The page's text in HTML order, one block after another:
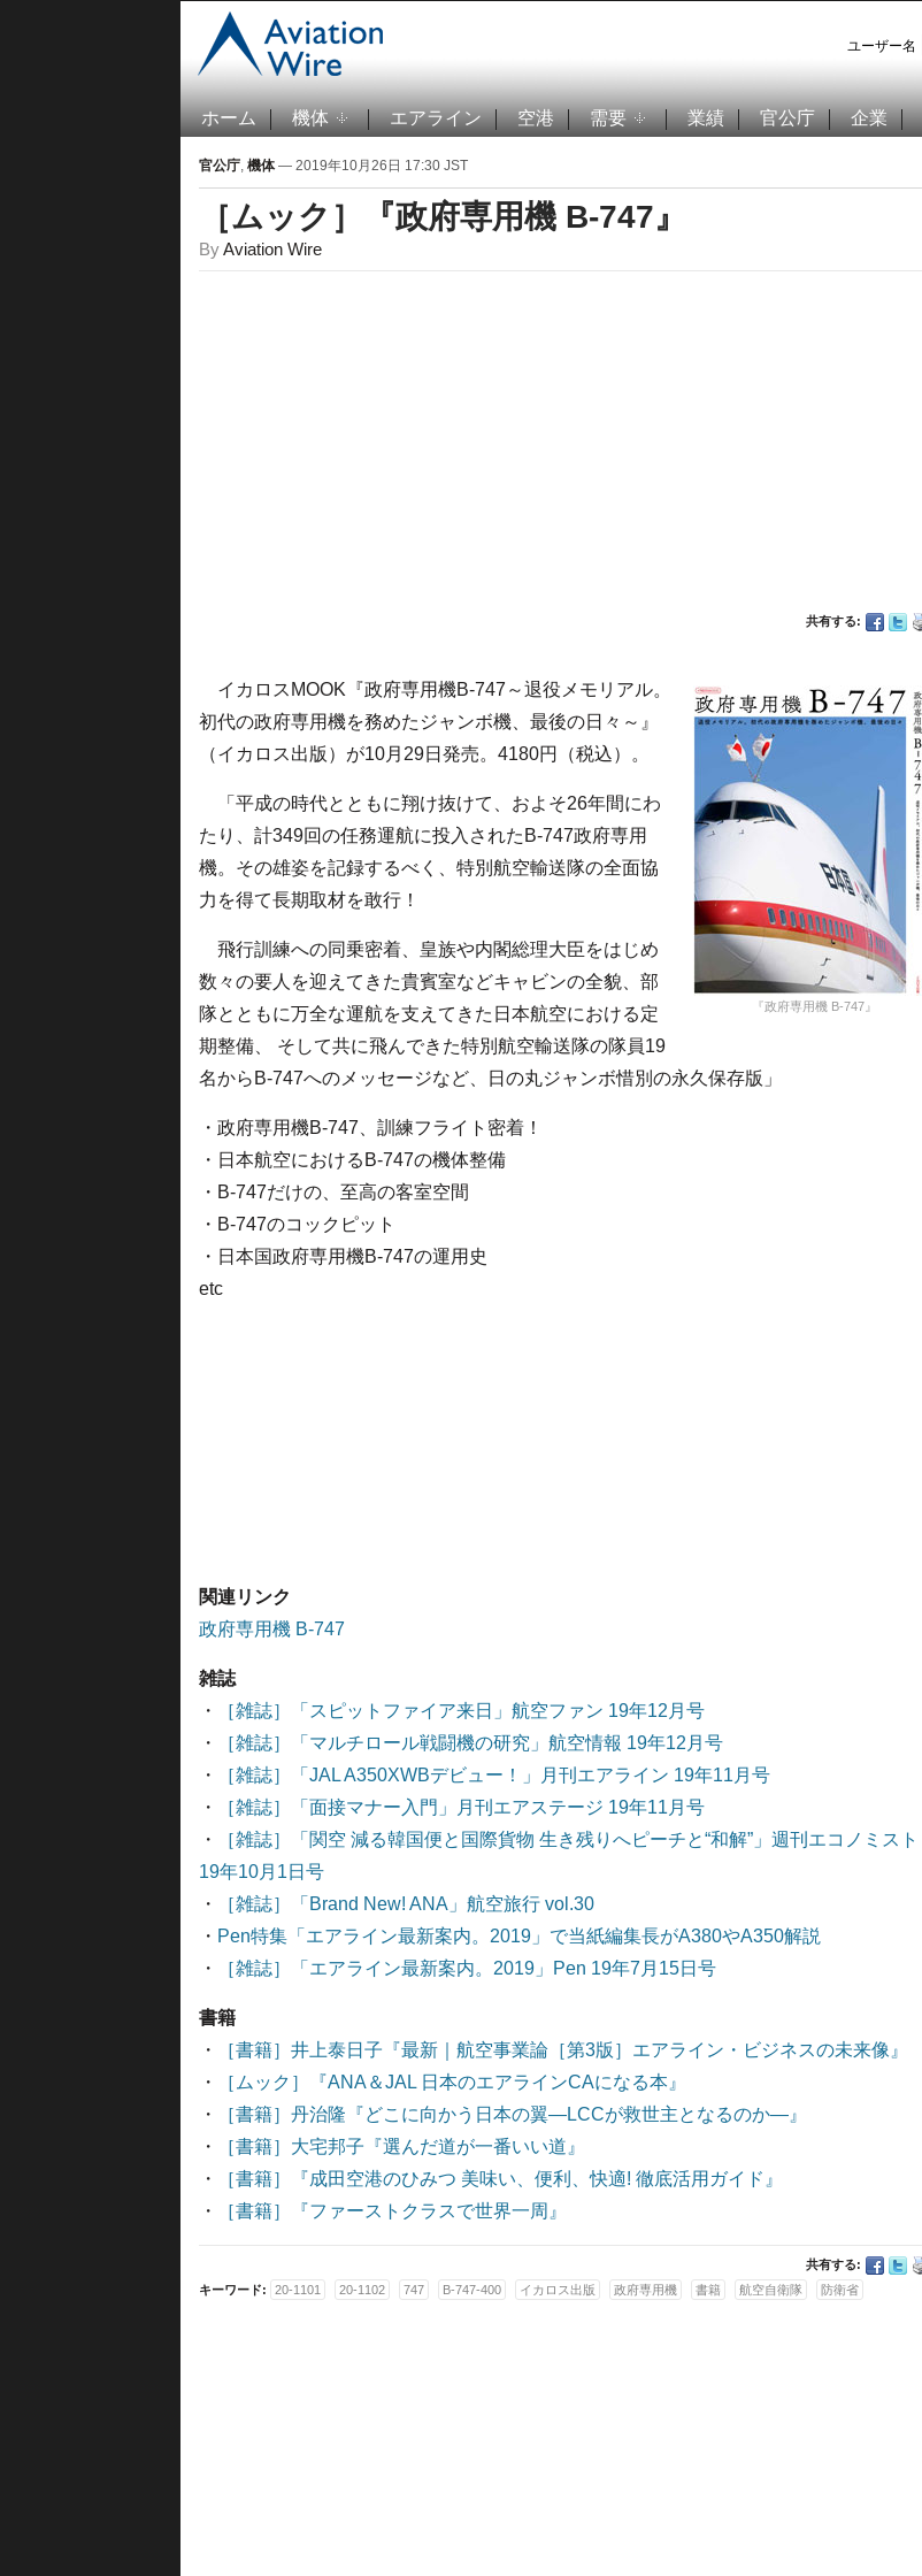
ユーザー名
ホーム 機体 エアライン 空港 需要 業績 官公庁 企業
官公庁, 機体— 2019年10月26日 17:30 JST
［ムック］『政府専用機 B-747』
ByAviation Wire
共有する:
『政府専用機 B-747』
イカロスMOOK『政府専用機B-747～退役メモリアル。
初代の政府専用機を務めたジャンボ機、最後の日々～』
（イカロス出版）が10月29日発売。4180円（税込）。
「平成の時代とともに翔け抜けて、およそ26年間にわ
たり、計349回の任務運航に投入されたB-747政府専用
機。その雄姿を記録するべく、特別航空輸送隊の全面協
力を得て長期取材を敢行！
飛行訓練への同乗密着、皇族や内閣総理大臣をはじめ
数々の要人を迎えてきた貴賓室などキャビンの全貌、部
隊とともに万全な運航を支えてきた日本航空における定
期整備、 そして共に飛んできた特別航空輸送隊の隊員19
名からB-747へのメッセージなど、日の丸ジャンボ惜別の永久保存版」
・政府専用機B-747、訓練フライト密着！
・日本航空におけるB-747の機体整備
・B-747だけの、至高の客室空間
・B-747のコックピット
・日本国政府専用機B-747の運用史
etc
関連リンク
政府専用機 B-747
雑誌
・
［雑誌］「スピットファイア来日」航空ファン 19年12月号
・
［雑誌］「マルチロール戦闘機の研究」航空情報 19年12月号
・
［雑誌］「JAL A350XWBデビュー！」月刊エアライン 19年11月号
・
［雑誌］「面接マナー入門」月刊エアステージ 19年11月号
・
［雑誌］「関空 減る韓国便と国際貨物 生き残りへピーチと“和解”」週刊エコノミスト
19年10月1日号
・
［雑誌］「Brand New! ANA」航空旅行 vol.30
・ Pen特集「エアライン最新案内。2019」で当紙編集長がA380やA350解説
・
［雑誌］「エアライン最新案内。2019」Pen 19年7月15日号
書籍
・
［書籍］井上泰日子『最新｜航空事業論［第3版］エアライン・ビジネスの未来像』
・
［ムック］『ANA＆JAL 日本のエアラインCAになる本』
・
［書籍］丹治隆『どこに向かう日本の翼―LCCが救世主となるのか―』
・
［書籍］大宅邦子『選んだ道が一番いい道』
・
［書籍］『成田空港のひみつ 美味い、便利、快適! 徹底活用ガイド』
・
［書籍］『ファーストクラスで世界一周』
共有する:
キーワード:
20-1101 20-1102 747 B-747-400 イカロス出版 政府専用機 書籍 航空自衛隊 防衛省